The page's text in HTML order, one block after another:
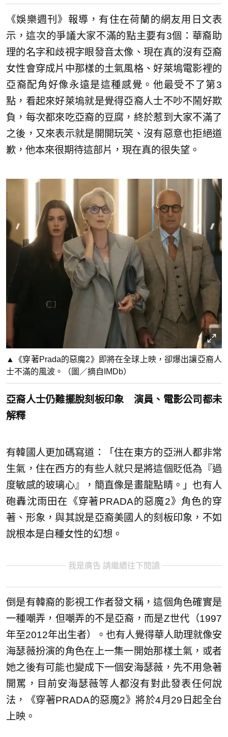
《娛樂週刊》報導，有住在荷蘭的網友用日文表
示，這次的爭議大家不滿的點主要有3個：華裔助
理的名字和歧視字眼發音太像、現在真的沒有亞裔
女性會穿成片中那樣的土氣風格、好萊塢電影裡的
亞裔配角好像永遠是這種感覺。他最受不了第3
點，看起來好萊塢就是覺得亞裔人士不吵不鬧好欺
負，每次都來吃亞裔的豆腐，終於惹到大家不滿了
之後，又來表示就是開開玩笑、沒有惡意也拒絕道
歉，他本來很期待這部片，現在真的很失望。
▲《穿著Prada的惡魔2》即將在全球上映，卻爆出讓亞裔人
士不滿的風波。（圖／摘自IMDb）
亞裔人士仍難擺脫刻板印象 演員、電影公司都未
解釋
有韓國人更加碼寫道：「住在東方的亞洲人都非常
生氣，住在西方的有些人就只是將這個貶低為『過
度敏感的玻璃心』，簡直像是畫龍點睛。」也有人
砲轟沈雨田在《穿著PRADA的惡魔2》角色的穿
著、形象，與其說是亞裔美國人的刻板印象，不如
說根本是白種女性的幻想。
我是廣告 請繼續往下閱讀
倒是有韓裔的影視工作者發文稱，這個角色確實是
一種嘲弄，但嘲弄的不是亞裔，而是Z世代（1997
年至2012年出生者）。也有人覺得華人助理就像安
海瑟薇扮演的角色在上一集一開始那樣土氣，或者
她之後有可能也變成下一個安海瑟薇，先不用急著
開罵，目前安海瑟薇等人都沒有對此發表任何說
法，《穿著PRADA的惡魔2》將於4月29日起全台
上映。